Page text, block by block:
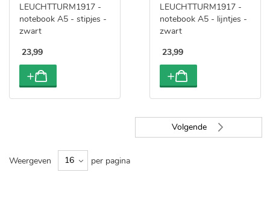
LEUCHTTURM1917 -
notebook A5 - stipjes -
zwart
23,99
LEUCHTTURM1917 -
notebook A5 - lijntjes -
zwart
23,99
Pagina
Volgende
Weergeven per pagina